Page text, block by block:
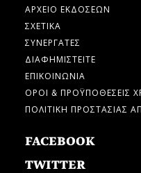
ΑΡΧΕΙΟ ΕΚΔΟΣΕΩΝ
ΣΧΕΤΙΚΑ
ΣΥΝΕΡΓΑΤΕΣ
ΔΙΑΦΗΜΙΣΤΕΙΤΕ
ΕΠΙΚΟΙΝΩΝΙΑ
ΟΡΟΙ & ΠΡΟΫΠΟΘΕΣΕΙΣ
ΠΟΛΙΤΙΚΗ ΠΡΟΣΤΑΣΙΑΣ
FACEBOOK
TWITTER